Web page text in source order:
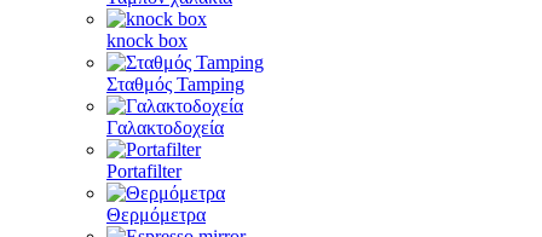
knock box
Σταθμός Tamping
Γαλακτοδοχεία
Portafilter
Θερμόμετρα